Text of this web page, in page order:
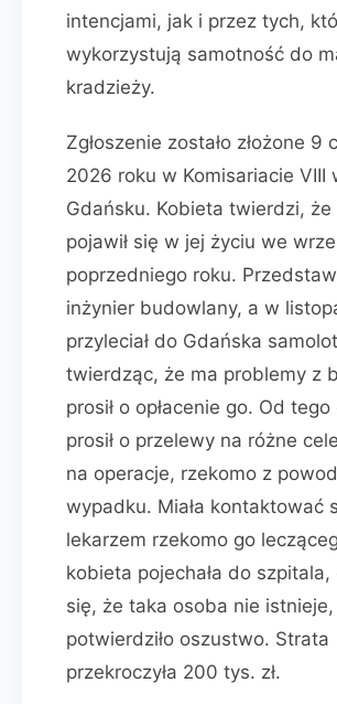
intencjami, jak i przez tych,
wykorzystują samotność do
kradzieży.
Zgłoszenie zostało złożone 9
2026 roku w Komisariacie VIII
Gdańsku. Kobieta twierdzi, że
pojawił się w jej życiu we
poprzedniego roku.
inżynier budowlany, a w
przyleciał do Gdańska
twierdząc, że ma problemy z
prosił o opłacenie go. Od tego
prosił o przelewy na różne
na operacje, rzekomo z
wypadku. Miała kontaktować
lekarzem rzekomo go
kobieta pojechała do szpitala,
się, że taka osoba nie
potwierdziło oszustwo. Strata
przekroczyła 200 tys. zł.